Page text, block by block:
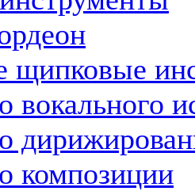
щипковые
вокального
композиции